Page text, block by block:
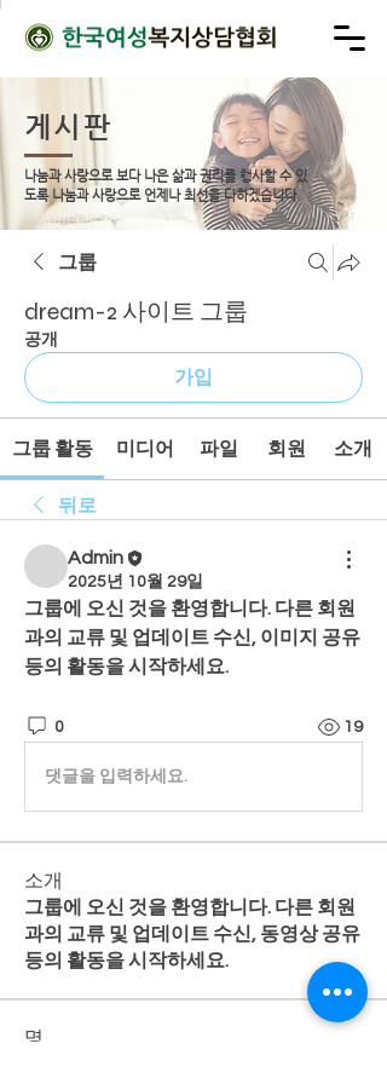
게시판
나눔과 사랑으로 보다 나은 삶과 권리를 행사할 수 있
도록 나눔과 사랑으로 언제나 최선을 다하겠습니다.
그룹
dream-2 사이트 그룹
공개
가입
그룹 활동 미디어 파일 회원 소개
뒤로
Admin
2025년 10월 29일
그룹에 오신 것을 환영합니다. 다른 회원
과의 교류 및 업데이트 수신, 이미지 공유
등의 활동을 시작하세요.
0 19
댓글을 입력하세요.
소개
그룹에 오신 것을 환영합니다. 다른 회원
과의 교류 및 업데이트 수신, 동영상 공유
등의 활동을 시작하세요.
명